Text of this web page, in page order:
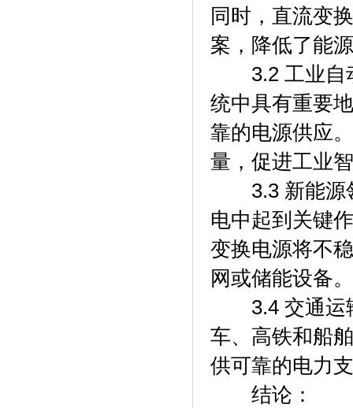
同时，直流变
案，降低了能
3.2 工业自动
统中具有重要
靠的电源供应
量，促进工业
3.3 新能源领
电中起到关键
变换电源将不
网或储能设备。
3.4 交通运输
车、高铁和船
供可靠的电力
结论：